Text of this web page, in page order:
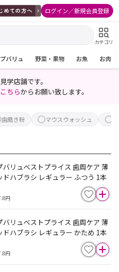
ログイン／新規会員登録
カテゴリ
バリュ 野菜・果物 お魚 お肉
学店舗です。
こちらからお願い致します。
歯磨き粉 マウスウォッシュ
バリュベストプライス 歯周ケア 薄
ドハブラシ レギュラー ふつう 1本
円
バリュベストプライス 歯周ケア 薄
ドハブラシ レギュラー かため 1本
円